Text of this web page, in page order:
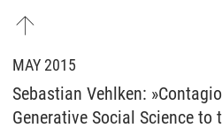
MAY 2015
Sebastian Vehlken:
Generative Social Science to